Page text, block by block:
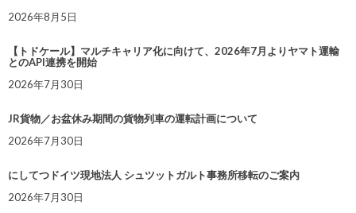
2026年8月5日
【トドケール】マルチキャリア化に向けて、2026年7月よりヤマト運輸
とのAPI連携を開始
2026年7月30日
JR貨物／お盆休み期間の貨物列車の運転計画について
2026年7月30日
にしてつドイツ現地法人 シュツットガルト事務所移転のご案内
2026年7月30日